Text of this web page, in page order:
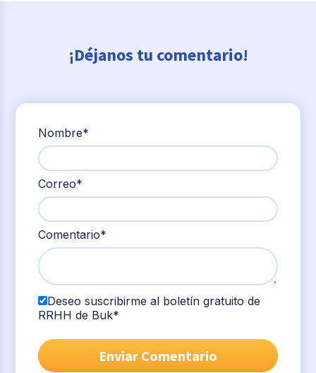
¡Déjanos tu comentario!
Nombre*
Correo*
Comentario*
Deseo suscribirme al boletín gratuito de
RRHH de Buk*